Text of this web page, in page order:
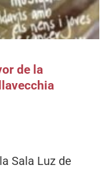
de la
Sala Luz de